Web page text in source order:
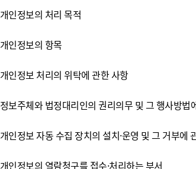
개인정보의 처리 목적
개인정보의 항목
개인정보 처리의 위탁에 관한 사항
정보주체와 법정대리인의 권리의무 및 그 행사방법
개인정보 자동 수집 장치의 설치·운영 및 그 거부에
개인정보의 열람청구를 접수·처리하는 부서